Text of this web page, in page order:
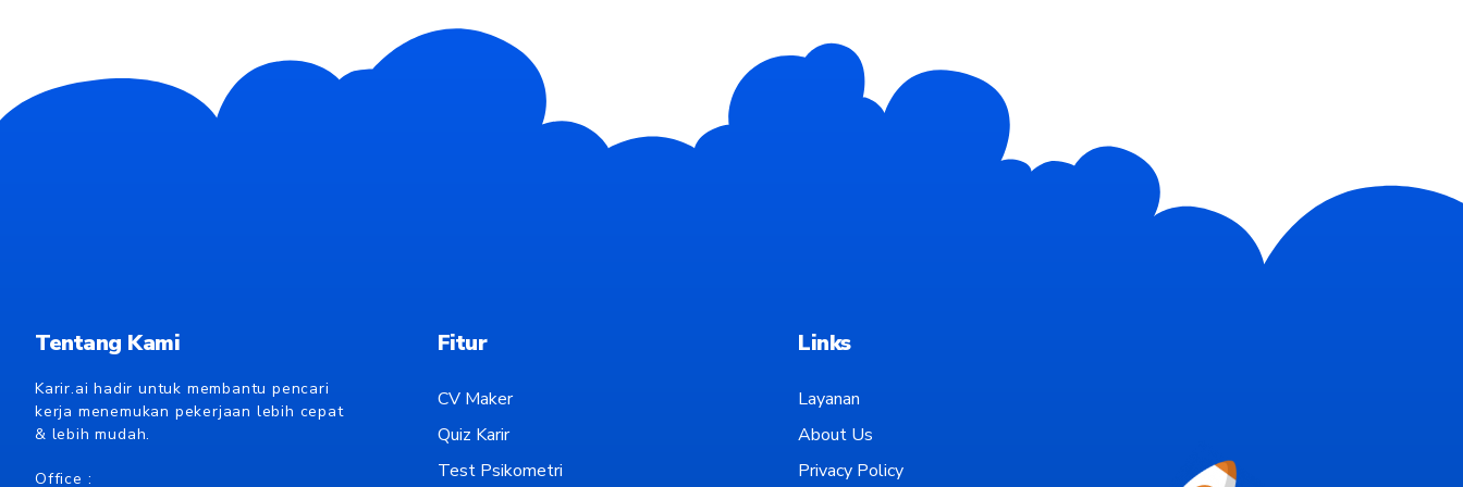
Tentang Kami
Karir.ai hadir untuk membantu pencari
kerja menemukan pekerjaan lebih cepat
& lebih mudah.
Office :
Fitur
CV Maker
Quiz Karir
Test Psikometri
Links
Layanan
About Us
Privacy Policy